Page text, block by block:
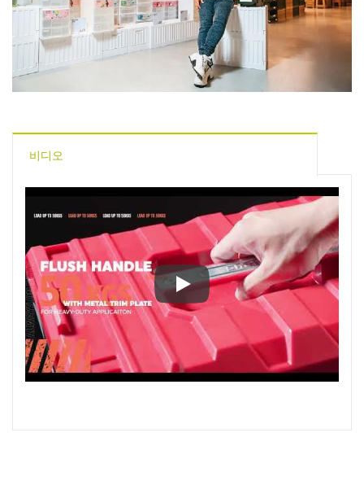
비디오
디자인 선언문 I 선정된 작품들